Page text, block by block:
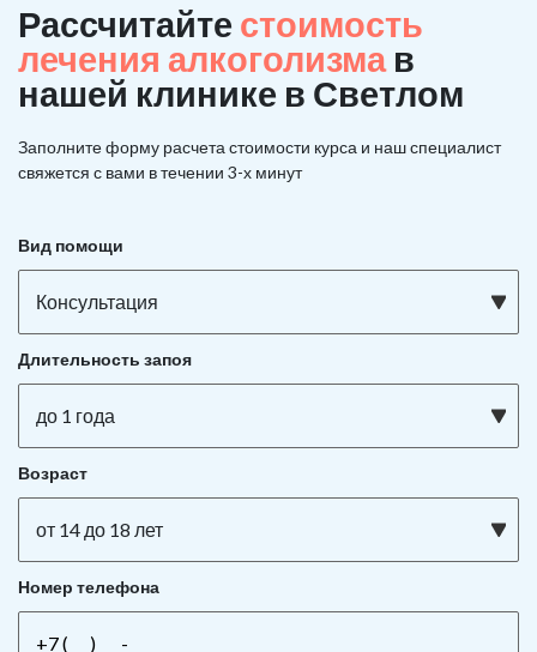
Рассчитайте стоимость
лечения алкоголизма в
нашей клинике в Светлом
Заполните форму расчета стоимости курса и наш специалист
свяжется с вами в течении 3-х минут
Вид помощи
Консультация
Длительность запоя
до 1 года
Возраст
от 14 до 18 лет
Номер телефона